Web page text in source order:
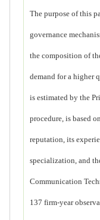
The purpose of this
governance
the composition of
demand for a higher
is estimated by the
procedure, is based
reputation, its
specialization, and
Communication
137 firm-year